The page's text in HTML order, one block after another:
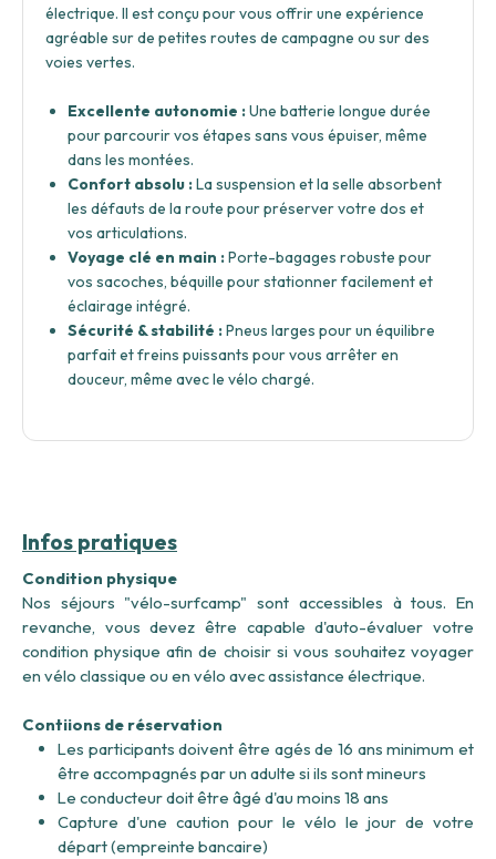
électrique. Il est conçu pour vous offrir une expérience
agréable sur de petites routes de campagne ou sur des
voies vertes.
Excellente autonomie :Une batterie longue durée
pour parcourir vos étapes sans vous épuiser, même
dans les montées.
Confort absolu :La suspension et la selle absorbent
les défauts de la route pour préserver votre dos et
vos articulations.
Voyage clé en main :Porte-bagages robuste pour
vos sacoches, béquille pour stationner facilement et
éclairage intégré.
Sécurité & stabilité :Pneus larges pour un équilibre
parfait et freins puissants pour vous arrêter en
douceur, même avec le vélo chargé.
Infos pratiques
Condition physique
Nos séjours "vélo-surfcamp" sont accessibles à tous. En
revanche, vous devez être capable d'auto-évaluer votre
condition physique afin de choisir si vous souhaitez voyager
en vélo classique ou en vélo avec assistance électrique.
Contiions de réservation
Les participants doivent être agés de 16 ans minimum et
être accompagnés par un adulte si ils sont mineurs
Le conducteur doit être âgé d'au moins 18 ans
Capture d'une caution pour le vélo le jour de votre
départ (empreinte bancaire)